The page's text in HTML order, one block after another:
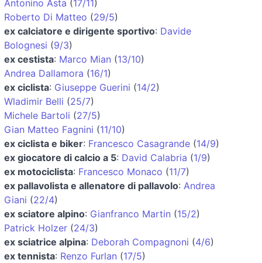
Antonino Asta (17/11)
Roberto Di Matteo (29/5)
ex calciatore e dirigente sportivo: Davide
Bolognesi (9/3)
ex cestista: Marco Mian (13/10)
Andrea Dallamora (16/1)
ex ciclista: Giuseppe Guerini (14/2)
Wladimir Belli (25/7)
Michele Bartoli (27/5)
Gian Matteo Fagnini (11/10)
ex ciclista e biker: Francesco Casagrande (14/9)
ex giocatore di calcio a 5: David Calabria (1/9)
ex motociclista: Francesco Monaco (11/7)
ex pallavolista e allenatore di pallavolo: Andrea
Giani (22/4)
ex sciatore alpino: Gianfranco Martin (15/2)
Patrick Holzer (24/3)
ex sciatrice alpina: Deborah Compagnoni (4/6)
ex tennista: Renzo Furlan (17/5)